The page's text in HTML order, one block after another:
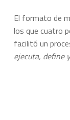
El formato de
los que cuatro
facilitó un
ejecuta, define